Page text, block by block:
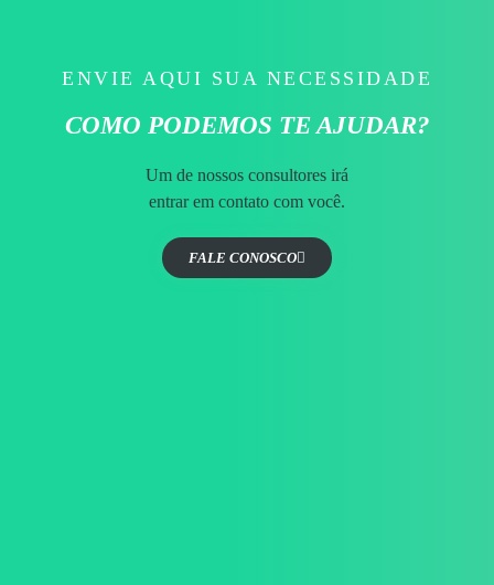
ENVIE AQUI SUA NECESSIDADE
COMO PODEMOS TE AJUDAR?
Um de nossos consultores irá
entrarem contato com você.
FALE CONOSCO